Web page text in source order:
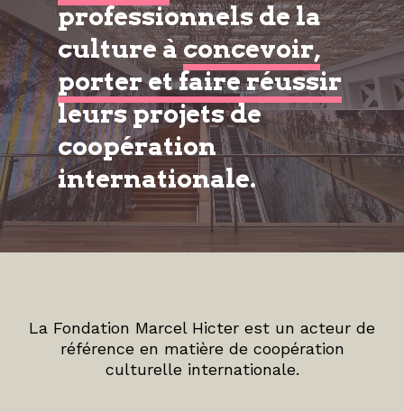
professionnels de la
culture àconcevoir,
porter et faire réussir
leurs projets de
coopération
internationale.
La Fondation Marcel Hicter est un acteur de
référence en matière de coopération
culturelle internationale.